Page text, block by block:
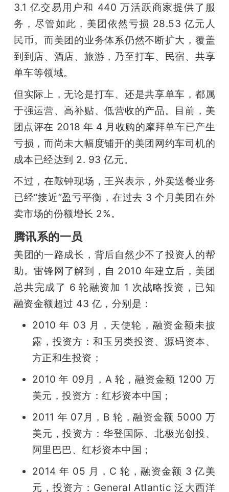
3.1 亿交易用户和 440 万活跃商家提供了服
务，尽管如此，美团依然亏损 28.53 亿元人
民币。而美团的业务体系仍然不断扩大，覆盖
到到店、酒店、旅游，乃至打车、民宿、共享
单车等领域。
但实际上，无论是打车、还是共享单车，都属
于强运营、高补贴、低营收的产品。目前，美
团点评在 2018 年 4 月收购的摩拜单车已产生
亏损，而尚未大幅度铺开的美团网约车司机的
成本已经达到 2. 93 亿元。
不过，在敲钟现场，王兴表示，外卖送餐业务
已经“接近”盈亏平衡，在过去 3 个月美团在外
卖市场的份额增长 2%。
腾讯系的一员
美团的一路成长，背后自然少不了投资人的帮
助。雷锋网了解到，自 2010 年建立后，美团
总共完成了 6 轮融资加 1 次战略投资，已知
融资金额超过 43 亿，分别是：
2010 年 03 月，天使轮，融资金额未披
露，投资方：和玉另类投资、源码资本、
方正和生投资；
2010 年 09月，A 轮，融资金额 1200 万
美元，投资方：红杉资本中国；
2011 年 07月，B 轮，融资金额 5000 万
美元，投资方：华登国际、北极光创投、
阿里巴巴、红杉资本中国；
2014 年 05 月，C 轮，融资金额 3 亿美
元，投资方：General Atlantic 泛大西洋